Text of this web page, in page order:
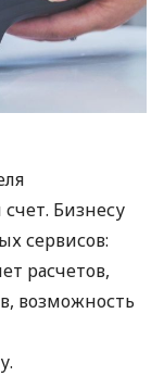
Бизнесу
сервисов:
расчетов,
возможность